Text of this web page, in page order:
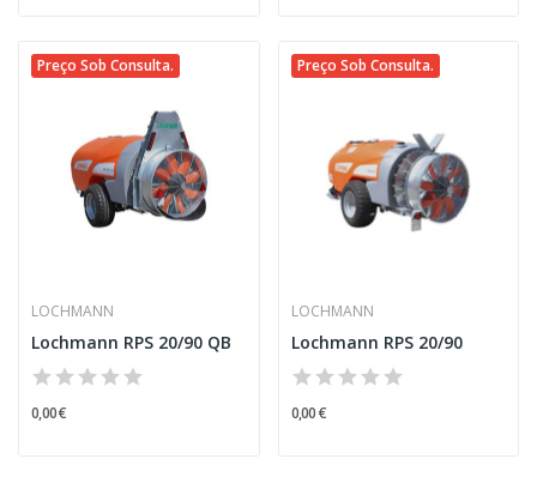
Preço Sob Consulta.
LOCHMANN
Lochmann RPS 20/90 QB
0,00 €
Preço Sob Consulta.
LOCHMANN
Lochmann RPS 20/90
0,00 €